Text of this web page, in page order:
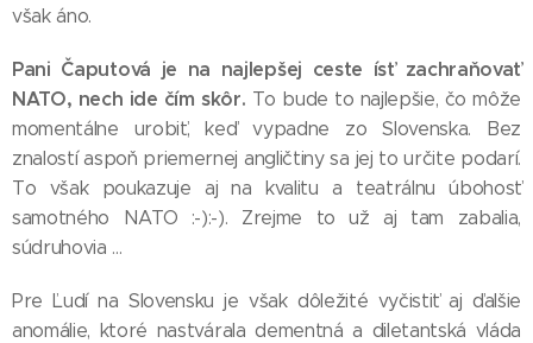
však áno.
Pani Čaputová je na najlepšej ceste ísť zachraňovať
NATO, nech ide čím skôr. To bude to najlepšie, čo môže
momentálne urobiť, keď vypadne zo Slovenska. Bez
znalostí aspoň priemernej angličtiny sa jej to určite podarí.
To však poukazuje aj na kvalitu a teatrálnu úbohosť
samotného NATO :-):-). Zrejme to už aj tam zabalia,
súdruhovia ...
Pre Ľudí na Slovensku je však dôležité vyčistiť aj ďalšie
anomálie, ktoré nastvárala dementná a diletantská vláda